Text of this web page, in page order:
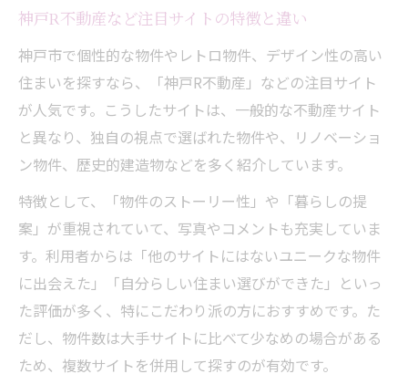
神戸R不動産など注目サイトの特徴と違い
神戸市で個性的な物件やレトロ物件、デザイン性の高い
住まいを探すなら、「神戸R不動産」などの注目サイト
が人気です。こうしたサイトは、一般的な不動産サイト
と異なり、独自の視点で選ばれた物件や、リノベーショ
ン物件、歴史的建造物などを多く紹介しています。
特徴として、「物件のストーリー性」や「暮らしの提
案」が重視されていて、写真やコメントも充実していま
す。利用者からは「他のサイトにはないユニークな物件
に出会えた」「自分らしい住まい選びができた」といっ
た評価が多く、特にこだわり派の方におすすめです。た
だし、物件数は大手サイトに比べて少なめの場合がある
ため、複数サイトを併用して探すのが有効です。